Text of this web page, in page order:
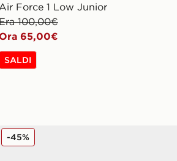
Force 1 Low Junior
100,00€
65,00€
SALDI
Nike Air Force 1 Low Junior
-45%